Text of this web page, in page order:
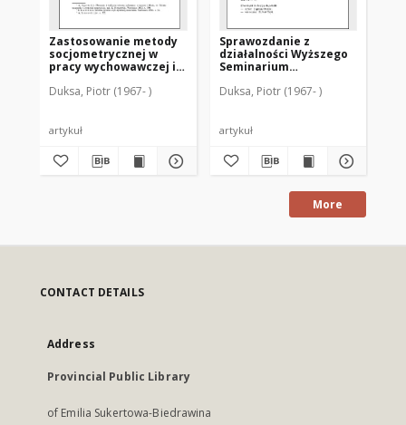
Zastosowanie metody
socjometrycznej w
pracy wychowawczej i
kościelnych
Duksa, Piotr (1967- )
artykuł
Sprawozdanie z
działalności Wyższego
Seminarium
Warmińskiej
Duksa, Piotr (1967- )
artykuł
More
CONTACT DETAILS
Address
Provincial Public Library
of Emilia Sukertowa-Biedrawina